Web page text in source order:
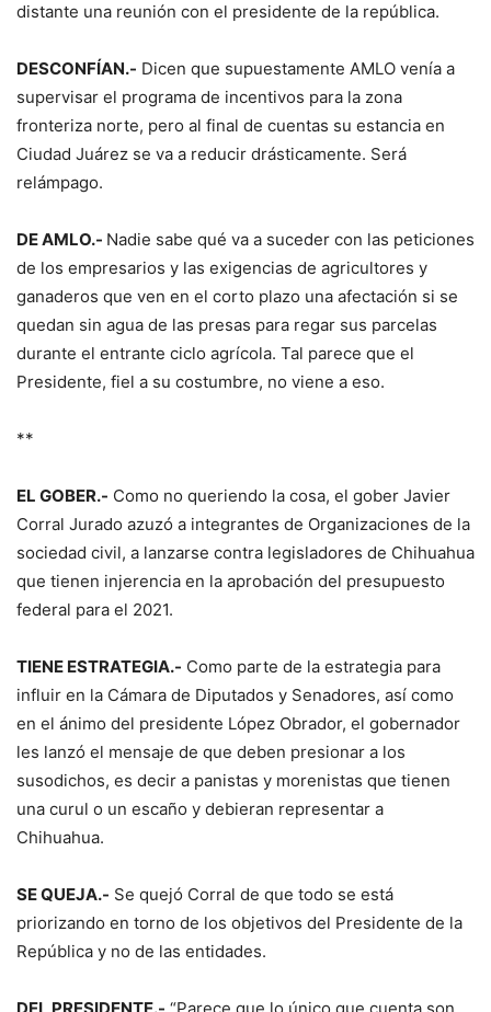
distante una reunión con el presidente de la república.
DESCONFÍAN.- Dicen que supuestamente AMLO venía a
supervisar el programa de incentivos para la zona
fronteriza norte, pero al final de cuentas su estancia en
Ciudad Juárez se va a reducir drásticamente. Será
relámpago.
DE AMLO.- Nadie sabe qué va a suceder con las peticiones
de los empresarios y las exigencias de agricultores y
ganaderos que ven en el corto plazo una afectación si se
quedan sin agua de las presas para regar sus parcelas
durante el entrante ciclo agrícola. Tal parece que el
Presidente, fiel a su costumbre, no viene a eso.
**
EL GOBER.- Como no queriendo la cosa, el gober Javier
Corral Jurado azuzó a integrantes de Organizaciones de la
sociedad civil, a lanzarse contra legisladores de Chihuahua
que tienen injerencia en la aprobación del presupuesto
federal para el 2021.
TIENE ESTRATEGIA.- Como parte de la estrategia para
influir en la Cámara de Diputados y Senadores, así como
en el ánimo del presidente López Obrador, el gobernador
les lanzó el mensaje de que deben presionar a los
susodichos, es decir a panistas y morenistas que tienen
una curul o un escaño y debieran representar a
Chihuahua.
SE QUEJA.- Se quejó Corral de que todo se está
priorizando en torno de los objetivos del Presidente de la
República y no de las entidades.